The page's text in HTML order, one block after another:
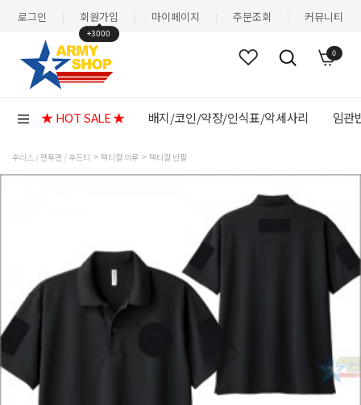
로그인 회원가입
+3000
마이페이지 주문조회 커뮤니티
0
★ HOT SALE ★ 배지/코인/약장/인식표/악세사리 임관
후리스 / 맨투맨 / 후드티 텍티컬 의류 텍티컬 반팔